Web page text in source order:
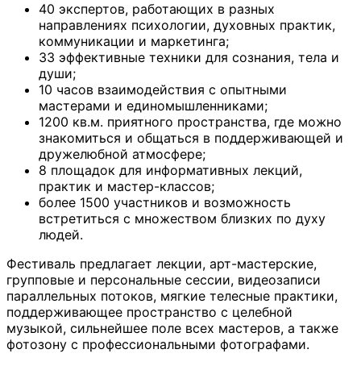
40 экспертов, работающих в разных
направлениях психологии, духовных практик,
коммуникации и маркетинга;
33 эффективные техники для сознания, тела и
души;
10 часов взаимодействия с опытными
мастерами и единомышленниками;
1200 кв.м. приятного пространства, где можно
знакомиться и общаться в поддерживающей и
дружелюбной атмосфере;
8 площадок для информативных лекций,
практик и мастер-классов;
более 1500 участников и возможность
встретиться с множеством близких по духу
людей.
Фестиваль предлагает лекции, арт-мастерские,
групповые и персональные сессии, видеозаписи
параллельных потоков, мягкие телесные практики,
поддерживающее пространство с целебной
музыкой, сильнейшее поле всех мастеров, а также
фотозону с профессиональными фотографами.